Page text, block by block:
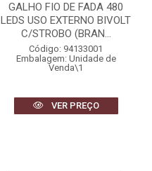
GALHO FIO DE FADA 480
LEDS USO EXTERNO BIVOLT
C/STROBO (BRAN...
Código: 94133001
Embalagem: Unidade de
Venda\1
VER PREÇO